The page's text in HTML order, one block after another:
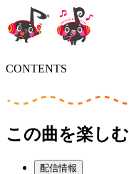
CONTENTS
この曲を楽しむ
配信情報